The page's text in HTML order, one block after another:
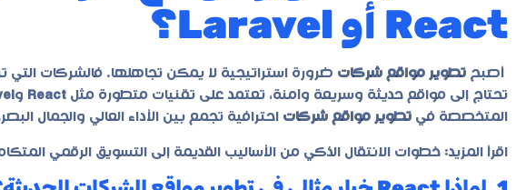
React أو Laravel؟
أصبح تطوير مواقع شركات ضرورة استراتيجية لا يمكن تجاهلها. فالشركات التي
تحتاج إلى مواقع حديثة وسريعة وآمنة، تعتمد على تقنيات متطورة مثل React و
المتخصصة في تطوير مواقع شركات احترافية تجمع بين الأداء العالي والجمال
اقرأ المزيد: خطوات الانتقال الذكي من الأساليب القديمة إلى التسويق الرقمي